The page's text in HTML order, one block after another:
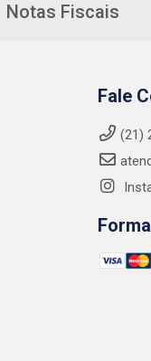
Notas Fiscais
Fale
(21)